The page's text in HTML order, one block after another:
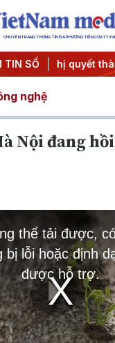
CHUYÊN TRANG THÔNG TIN ĐA PHƯƠNG TIỆN CỦA
TIN SỐquyết thành hành
nghệ
Nội đang
thể tải được,
bị lỗi hoặc định
được hỗ trợ.